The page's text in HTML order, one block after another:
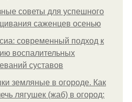
советы для успешного
саженцев осенью
современный подход к
воспалительных
суставов
земляные в огороде. Как
лягушек (жаб) в огород: